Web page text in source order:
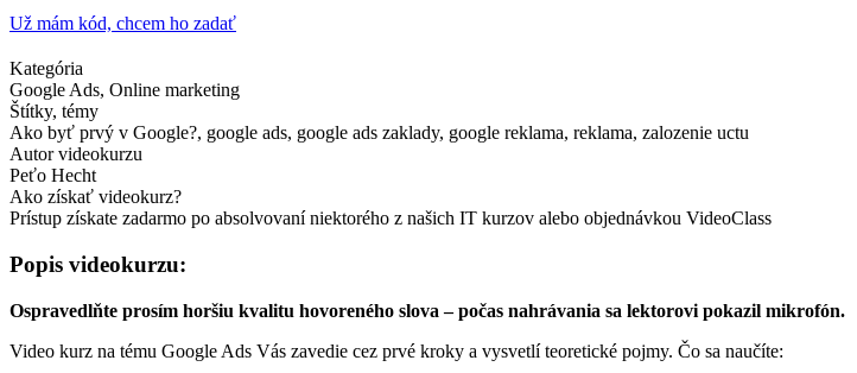
Už mám kód, chcem ho zadať
Kategória
Google Ads, Online marketing
Štítky, témy
Ako byť prvý v Google?, google ads, google ads zaklady, google reklama, reklama, zalozenie uctu
Autor videokurzu
Peťo Hecht
Ako získať videokurz?
Prístup získate zadarmo po absolvovaní niektorého z našich IT kurzov alebo objednávkou VideoClass
Popis videokurzu:
Ospravedlňte prosím horšiu kvalitu hovoreného slova – počas nahrávania sa lektorovi pokazil mikrofón.
Video kurz na tému Google Ads Vás zavedie cez prvé kroky a vysvetlí teoretické pojmy. Čo sa naučíte: